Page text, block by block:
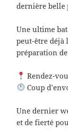
dernière belle
Une ultime
peut-être déjà
préparation
Rendez-
Coup
Une dernier
et de fierté